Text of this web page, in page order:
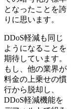
となったことを誇
りに思います。
DDoS軽減も同じ
ようになることを
期待しています。
もし、他の業界が
料金の上乗せの慣
行から脱却し、
DDoS軽減機能を